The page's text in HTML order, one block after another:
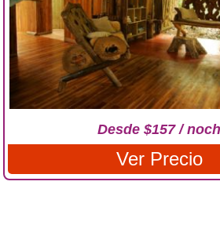
Desde $157 /
Ver Precio